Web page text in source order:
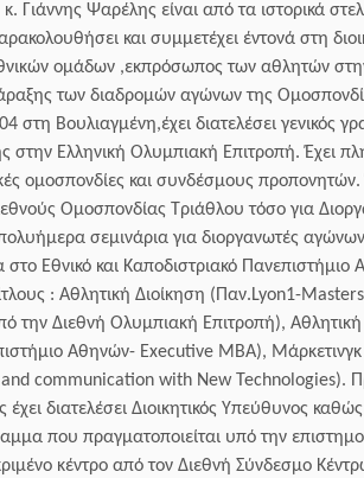
Γιάννης Ψαρέλης είναι από τα ιστορικά
και συμμετέχει έντονά στη
ομάδων ,εκπρόσωπος των αθλητών
των διαδρομών αγώνων της
στη Βουλιαγμένη,έχει διατελέσει γενικός
στην Ελληνική Ολυμπιακή Επιτροπή. Έχει
ομοσπονδίες και συνδέσμους
Ομοσπονδίας Τριάθλου τόσο για
σεμινάρια για διοργανωτές
Εθνικό και Καποδιστριακό Πανεπιστήμιο
: Αθλητική Διοίκηση (Παν.Lyon1-
την Διεθνή Ολυμπιακή Επιτροπή),
Αθηνών- Executive MBA),
communication with New Technologies).
έχει διατελέσει Διοικητικός Υπεύθυνος
που πραγματοποιείται υπό την
κέντρο από τον Διεθνή Σύνδεσμο